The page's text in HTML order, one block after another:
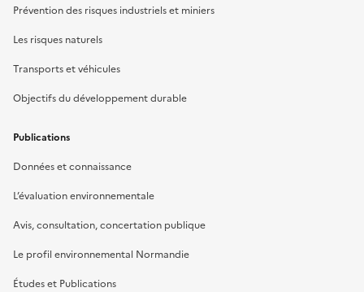
Prévention des risques industriels et miniers
Les risques naturels
Transports et véhicules
Objectifs du développement durable
Publications
Données et connaissance
L’évaluation environnementale
Avis, consultation, concertation publique
Le profil environnemental Normandie
Études et Publications